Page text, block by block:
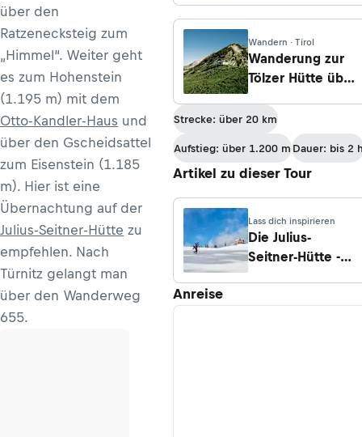
über den
Ratzenecksteig zum
„Himmel“. Weiter geht
es zum Hohenstein
(1.195 m) mit dem
Otto-Kandler-Haus und
über den Gscheidsattel
zum Eisenstein (1.185
m). Hier ist eine
Übernachtung auf der
Julius-Seitner-Hütte zu
empfehlen. Nach
Türnitz gelangt man
über den Wanderweg
655.
Schwarzenbach
an der Pielach
Wandern · Tirol
Wanderung zur
Tölzer Hütte über
Baumgartensattel
Strecke: über 20 km
Aufstieg: über 1.200 m Dauer: bis 2
Artikel zu dieser Tour
Lass dich inspirieren
Die Julius-
Seitner-Hütte -
Anreise